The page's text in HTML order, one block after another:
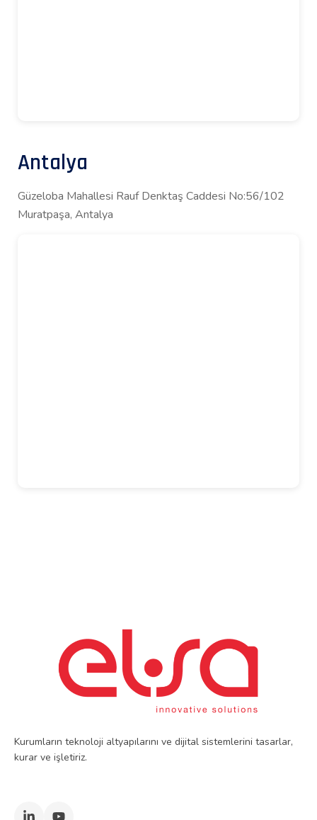
Antalya
Güzeloba Mahallesi Rauf Denktaş Caddesi No:56/102
Muratpaşa, Antalya
Kurumların teknoloji altyapılarını ve dijital sistemlerini tasarlar,
kurar ve işletiriz.